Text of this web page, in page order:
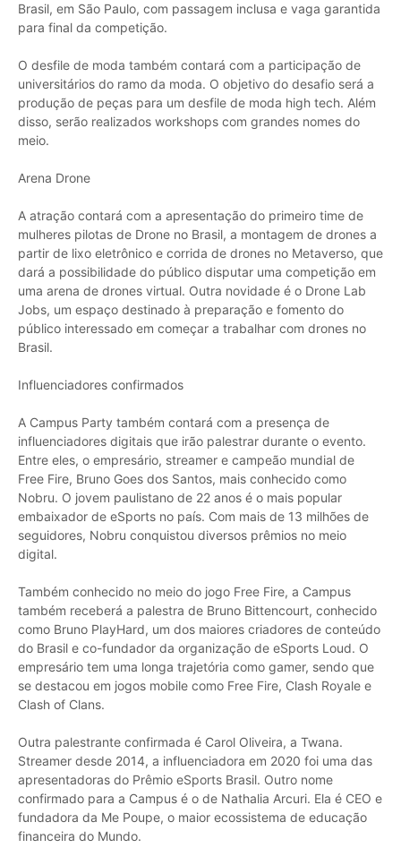
Brasil, em São Paulo, com passagem inclusa e vaga garantida
para final da competição.
O desfile de moda também contará com a participação de
universitários do ramo da moda. O objetivo do desafio será a
produção de peças para um desfile de moda high tech. Além
disso, serão realizados workshops com grandes nomes do
meio.
Arena Drone
A atração contará com a apresentação do primeiro time de
mulheres pilotas de Drone no Brasil, a montagem de drones a
partir de lixo eletrônico e corrida de drones no Metaverso, que
dará a possibilidade do público disputar uma competição em
uma arena de drones virtual. Outra novidade é o Drone Lab
Jobs, um espaço destinado à preparação e fomento do
público interessado em começar a trabalhar com drones no
Brasil.
Influenciadores confirmados
A Campus Party também contará com a presença de
influenciadores digitais que irão palestrar durante o evento.
Entre eles, o empresário, streamer e campeão mundial de
Free Fire, Bruno Goes dos Santos, mais conhecido como
Nobru. O jovem paulistano de 22 anos é o mais popular
embaixador de eSports no país. Com mais de 13 milhões de
seguidores, Nobru conquistou diversos prêmios no meio
digital.
Também conhecido no meio do jogo Free Fire, a Campus
também receberá a palestra de Bruno Bittencourt, conhecido
como Bruno PlayHard, um dos maiores criadores de conteúdo
do Brasil e co-fundador da organização de eSports Loud. O
empresário tem uma longa trajetória como gamer, sendo que
se destacou em jogos mobile como Free Fire, Clash Royale e
Clash of Clans.
Outra palestrante confirmada é Carol Oliveira, a Twana.
Streamer desde 2014, a influenciadora em 2020 foi uma das
apresentadoras do Prêmio eSports Brasil. Outro nome
confirmado para a Campus é o de Nathalia Arcuri. Ela é CEO e
fundadora da Me Poupe, o maior ecossistema de educação
financeira do Mundo.